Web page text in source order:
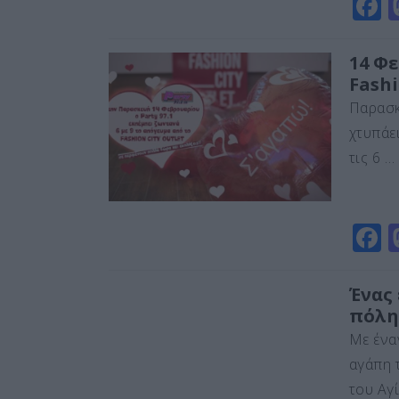
c
e
b
o
14
τις 6 …
F
c
e
b
o
Ένας
Με
αγάπη
του